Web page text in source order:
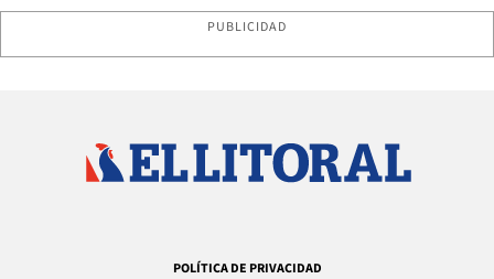
PUBLICIDAD
POLÍTICA DE PRIVACIDAD